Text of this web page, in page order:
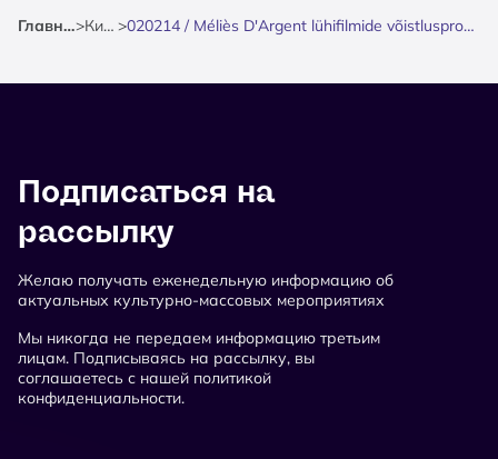
Главная> Кино > 020214 / Méliès D'Argent lühifilmide võistlusprogramm
Подписаться на
рассылку
Желаю получать еженедельную информацию об
актуальных культурно-массовых мероприятиях
Мы никогда не передаем информацию третьим
лицам. Подписываясь на рассылку, вы
соглашаетесь с нашей политикой
конфиденциальности.